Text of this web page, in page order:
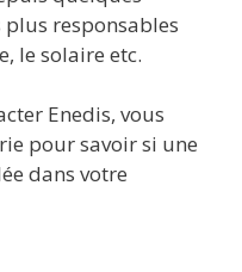
plus responsables
le solaire etc.
Enedis, vous
pour savoir si une
dans votre